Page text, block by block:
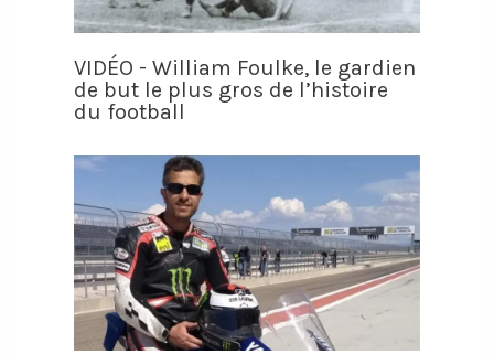
VIDÉO - William Foulke, le gardien
de but le plus gros de l’histoire
du football